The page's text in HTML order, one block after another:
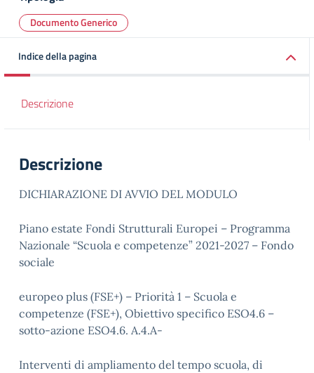
Documento Generico
Indice della pagina
Descrizione
Descrizione
DICHIARAZIONE DI AVVIO DEL MODULO
Piano estate Fondi Strutturali Europei – Programma
Nazionale “Scuola e competenze” 2021-2027 – Fondo
sociale
europeo plus (FSE+) – Priorità 1 – Scuola e
competenze (FSE+), Obiettivo specifico ESO4.6 –
sotto-azione ESO4.6. A.4.A-
Interventi di ampliamento del tempo scuola, di